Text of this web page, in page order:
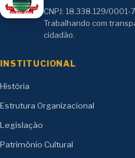
CNPJ: 18.338.129/0001-
Trabalhando com
cidadão.
INSTITUCIONAL
História
Estrutura Organizacional
Legislação
Patrimônio Cultural